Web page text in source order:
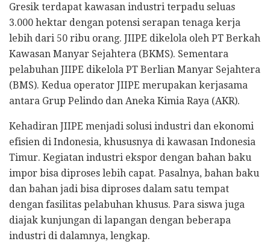
Gresik terdapat kawasan industri terpadu seluas
3.000 hektar dengan potensi serapan tenaga kerja
lebih dari 50 ribu orang. JIIPE dikelola oleh PT Berkah
Kawasan Manyar Sejahtera (BKMS). Sementara
pelabuhan JIIPE dikelola PT Berlian Manyar Sejahtera
(BMS). Kedua operator JIIPE merupakan kerjasama
antara Grup Pelindo dan Aneka Kimia Raya (AKR).
Kehadiran JIIPE menjadi solusi industri dan ekonomi
efisien di Indonesia, khususnya di kawasan Indonesia
Timur. Kegiatan industri ekspor dengan bahan baku
impor bisa diproses lebih capat. Pasalnya, bahan baku
dan bahan jadi bisa diproses dalam satu tempat
dengan fasilitas pelabuhan khusus. Para siswa juga
diajak kunjungan di lapangan dengan beberapa
industri di dalamnya, lengkap.